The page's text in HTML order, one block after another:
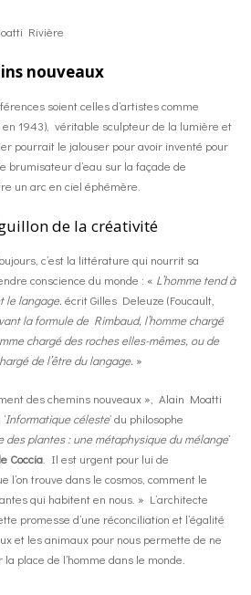
Rivière
nouveaux
soient celles d’artistes comme
en 1943), véritable sculpteur de la lumière et
pourrait le jalouser pour avoir inventé pour
brumisateur d’eau sur la façade de
un arc en ciel éphémère.
de la créativité
c’est la littérature qui nourrit sa
conscience du monde : « L’homme tend à
le langage. écrit Gilles Deleuze (Foucault,
la formule de Rimbaud, l’homme chargé
chargé des roches elles-mêmes, ou de
de l’être du langage. »
des chemins nouveaux », Alain Moatti
Informatique céleste’ du philosophe
des plantes : une métaphysique du mélange’
Coccia . Il est urgent pour lui de
l’on trouve dans le cosmos, comment le
qui habitent en nous. » L’architecte
promesse d’une réconciliation et l’égalité
et les animaux pour nous permette de ne
place de l’homme dans le monde.